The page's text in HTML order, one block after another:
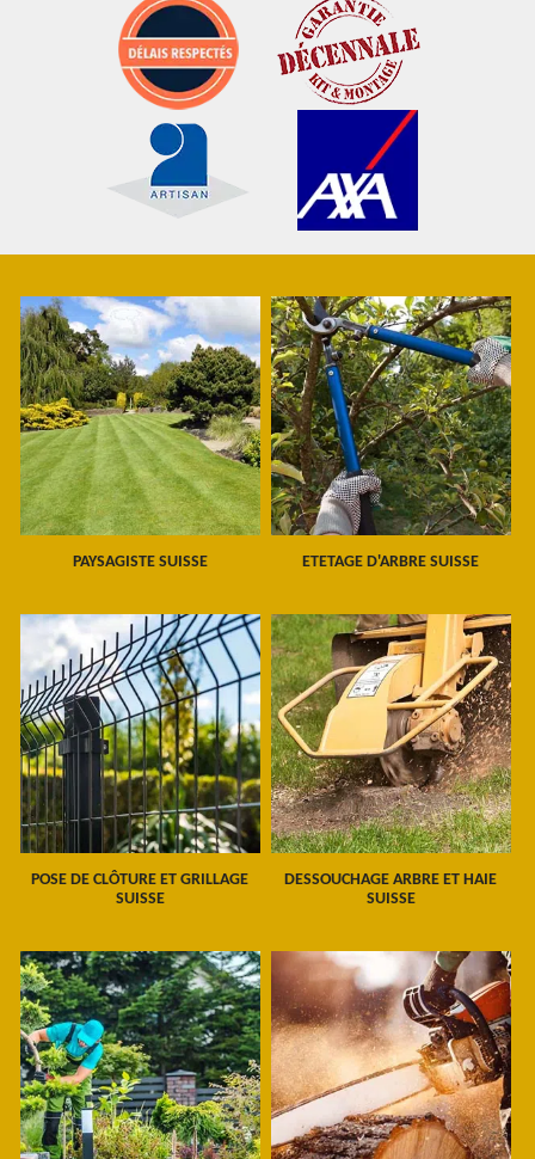
PAYSAGISTE SUISSE ETETAGE D'ARBRE SUISSE
POSE DE CLÔTURE ET GRILLAGE
SUISSE
DESSOUCHAGE ARBRE ET HAIE
SUISSE